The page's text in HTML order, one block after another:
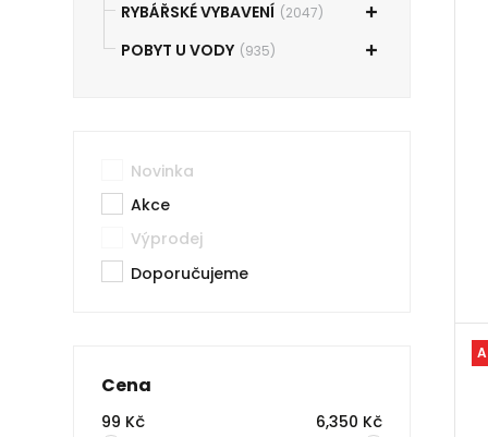
RYBÁŘSKÉ VYBAVENÍ (2047)
POBYT U VODY (935)
Novinka
Akce
Výprodej
Doporučujeme
Cena
99 Kč 6,350 Kč